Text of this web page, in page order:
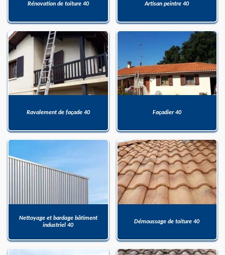
Rénovation de toiture 40 Artisan peintre 40
Ravalement de façade 40 Façadier 40
Nettoyage et bardage bâtiment
industriel 40
Démoussage de toiture 40